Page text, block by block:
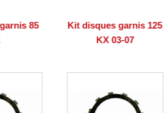
85
Kit disques garnis 125
KX 03-07